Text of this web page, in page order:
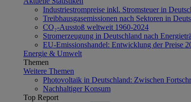
Industriestrompreise inkl. Stromsteuer in
Treibhausgasemissionen nach Sektoren in
CO₂-Ausstoß weltweit 1960-2024
Stromerzeugung in Deutschland nach
EU-Emissionshandel: Entwicklung der Preise
Energie & Umwelt
Themen
Weitere Themen
Photovoltaik in Deutschland: Zwischen
Nachhaltiger Konsum
Top Report